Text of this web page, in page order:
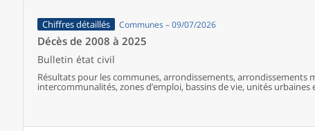
Chiffres détaillés Communes – 09/07/2026
Décès de 2008 à 2025
Bulletin état civil
Résultats pour les communes, arrondissements, arrondissements
intercommunalités, zones d’emploi, bassins de vie, unités urbaines